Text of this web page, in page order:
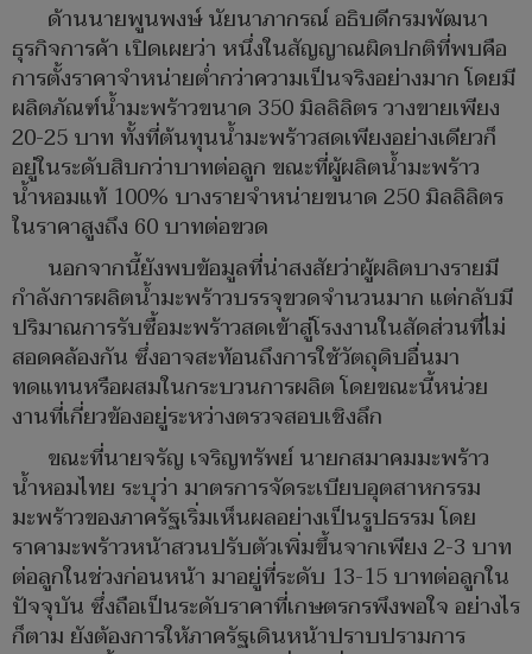
ด้านนายพูนพงษ์ นัยนาภากรณ์ อธิบดีกรมพัฒนา
ธุรกิจการค้า เปิดเผยว่า หนึ่งในสัญญาณผิดปกติที่พบคือ
การตั้งราคาจำหน่ายต่ำกว่าความเป็นจริงอย่างมาก โดยมี
ผลิตภัณฑ์น้ำมะพร้าวขนาด 350 มิลลิลิตร วางขายเพียง
20-25 บาท ทั้งที่ต้นทุนน้ำมะพร้าวสดเพียงอย่างเดียวก็
อยู่ในระดับสิบกว่าบาทต่อลูก ขณะที่ผู้ผลิตน้ำมะพร้าว
น้ำหอมแท้ 100% บางรายจำหน่ายขนาด 250 มิลลิลิตร
ในราคาสูงถึง 60 บาทต่อขวด
นอกจากนี้ยังพบข้อมูลที่น่าสงสัยว่าผู้ผลิตบางรายมี
กำลังการผลิตน้ำมะพร้าวบรรจุขวดจำนวนมาก แต่กลับมี
ปริมาณการรับซื้อมะพร้าวสดเข้าสู่โรงงานในสัดส่วนที่ไม่
สอดคล้องกัน ซึ่งอาจสะท้อนถึงการใช้วัตถุดิบอื่นมา
ทดแทนหรือผสมในกระบวนการผลิต โดยขณะนี้หน่วย
งานที่เกี่ยวข้องอยู่ระหว่างตรวจสอบเชิงลึก
ขณะที่นายจรัญ เจริญทรัพย์ นายกสมาคมมะพร้าว
น้ำหอมไทย ระบุว่า มาตรการจัดระเบียบอุตสาหกรรม
มะพร้าวของภาครัฐเริ่มเห็นผลอย่างเป็นรูปธรรม โดย
ราคามะพร้าวหน้าสวนปรับตัวเพิ่มขึ้นจากเพียง 2-3 บาท
ต่อลูกในช่วงก่อนหน้า มาอยู่ที่ระดับ 13-15 บาทต่อลูกใน
ปัจจุบัน ซึ่งถือเป็นระดับราคาที่เกษตรกรพึงพอใจ อย่างไร
ก็ตาม ยังต้องการให้ภาครัฐเดินหน้าปราบปรามการ